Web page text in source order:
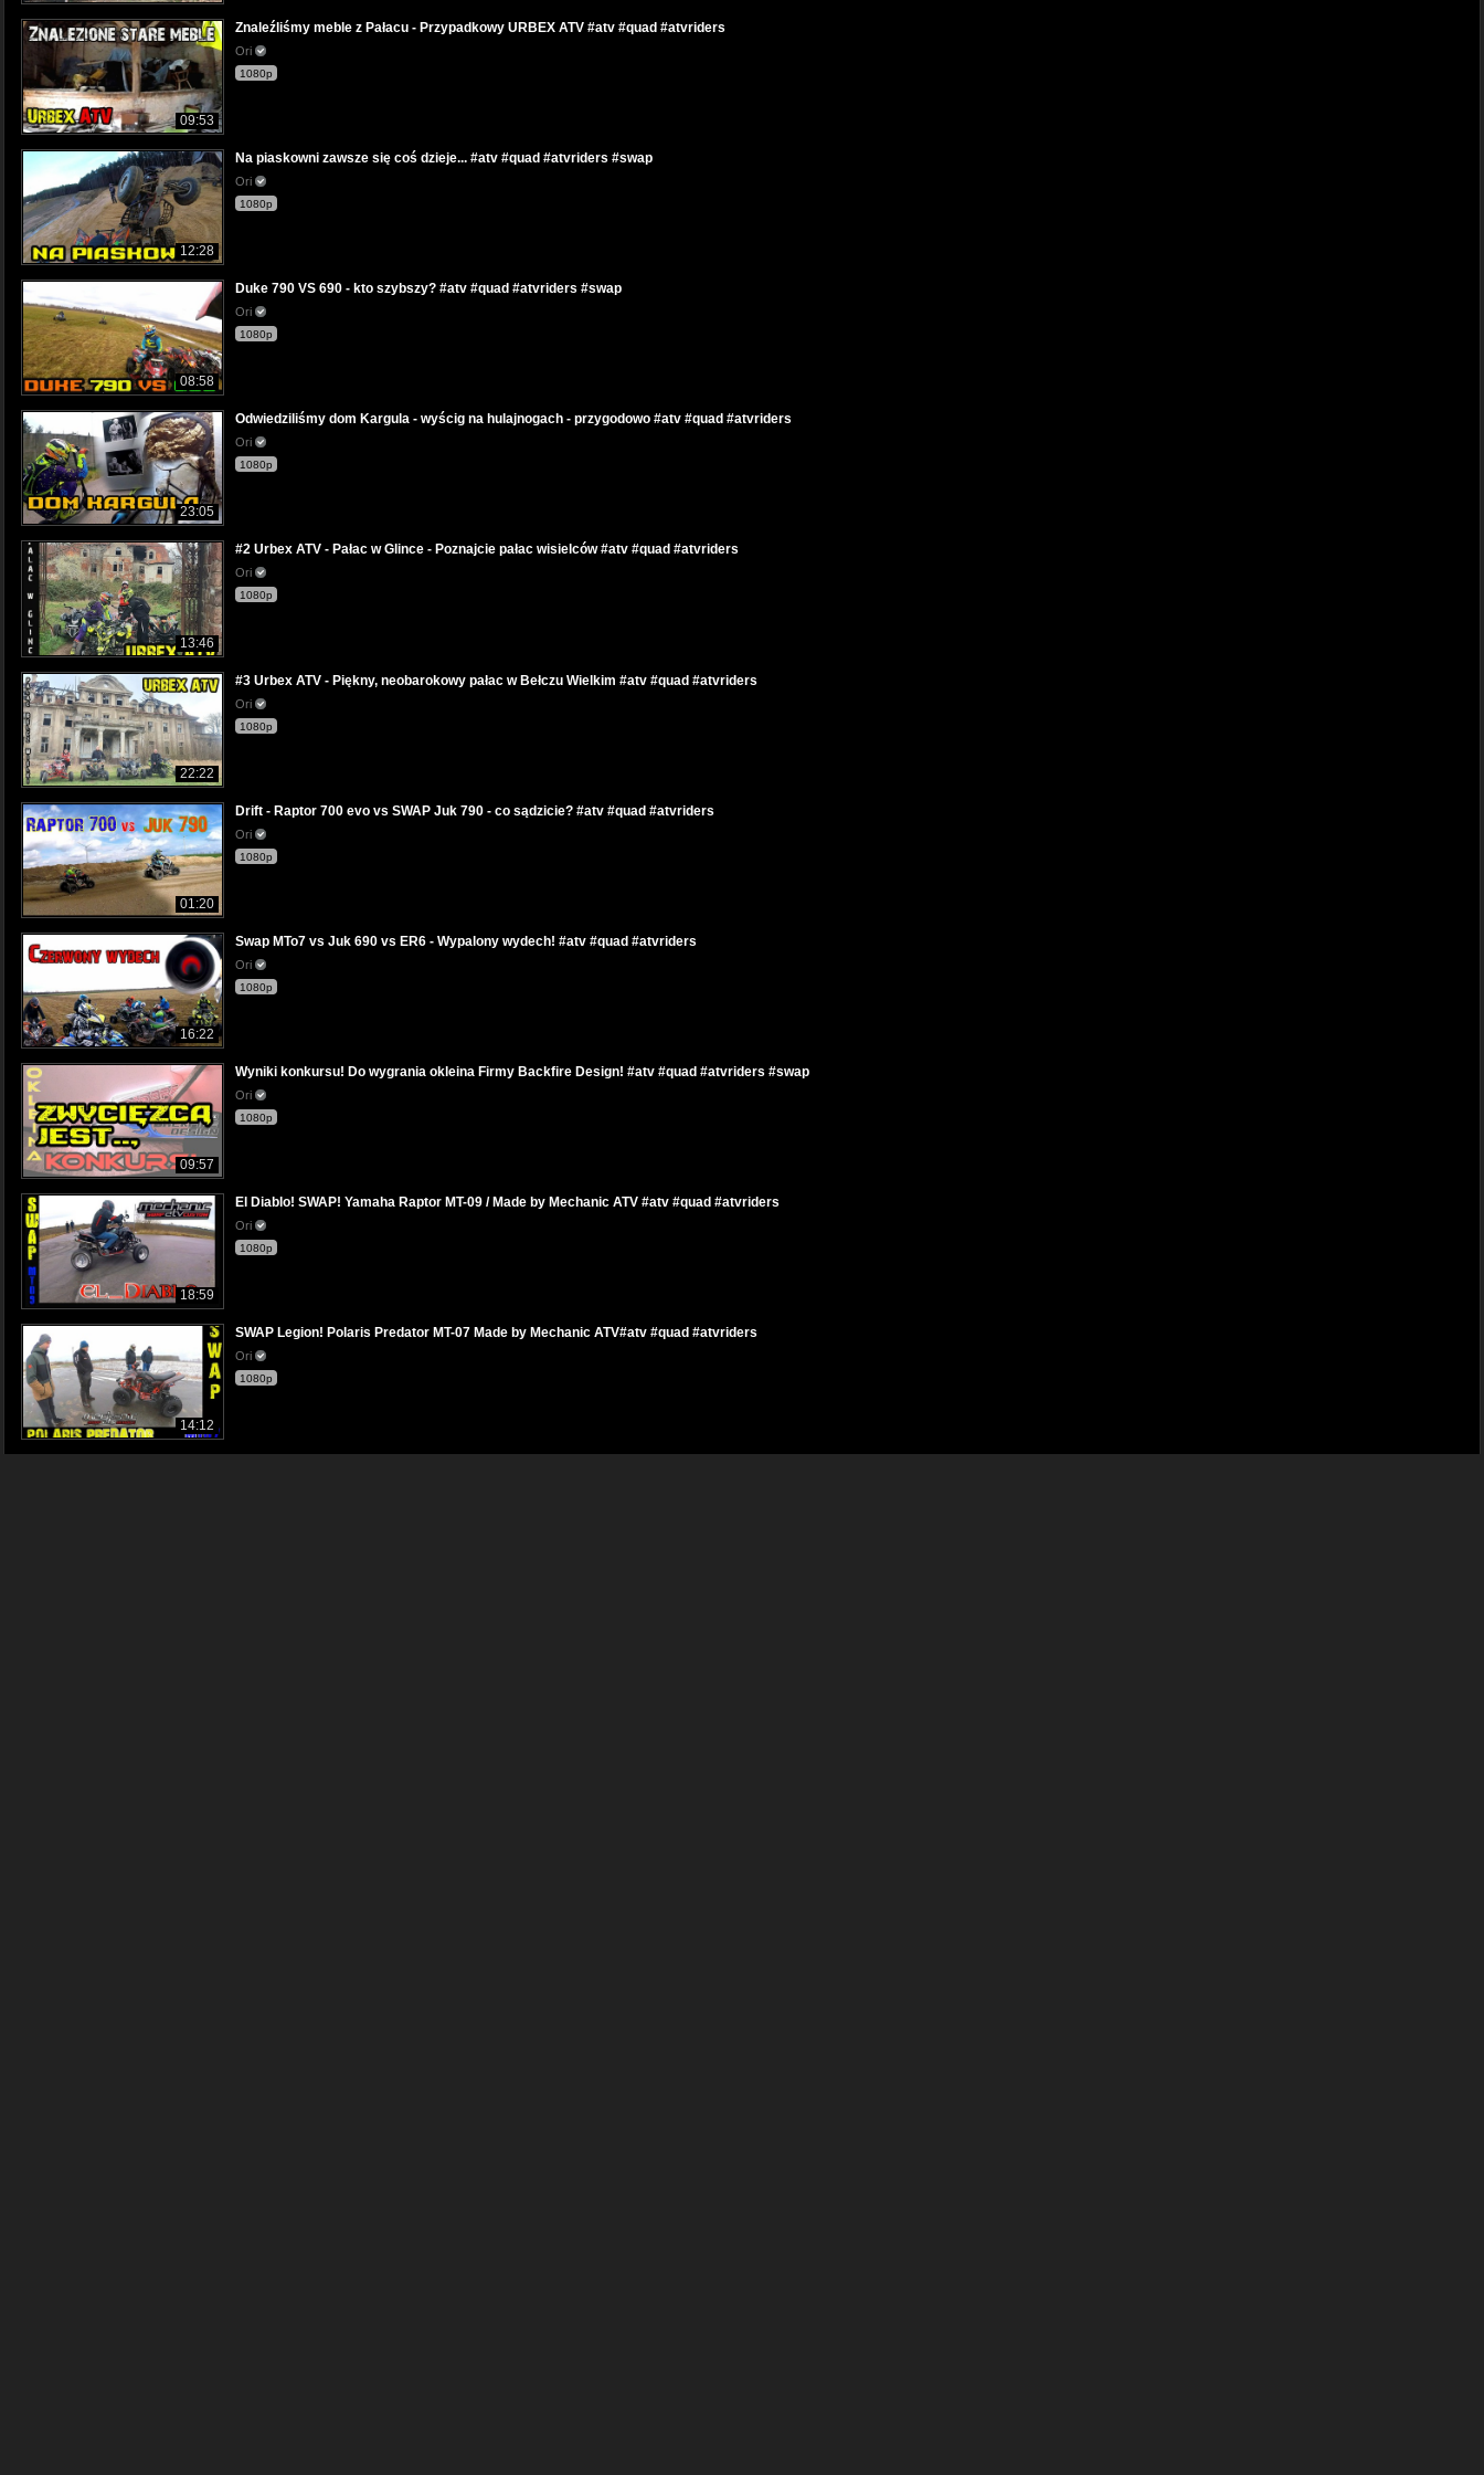
09:53
Znaleźliśmy meble z Pałacu - Przypadkowy URBEX ATV #atv #quad #atvriders
Ori
1080p
12:28
Na piaskowni zawsze się coś dzieje... #atv #quad #atvriders #swap
Ori
1080p
08:58
Duke 790 VS 690 - kto szybszy? #atv #quad #atvriders #swap
Ori
1080p
23:05
Odwiedziliśmy dom Kargula - wyścig na hulajnogach - przygodowo #atv #quad #atvriders
Ori
1080p
13:46
#2 Urbex ATV - Pałac w Glince - Poznajcie pałac wisielców #atv #quad #atvriders
Ori
1080p
22:22
#3 Urbex ATV - Piękny, neobarokowy pałac w Bełczu Wielkim #atv #quad #atvriders
Ori
1080p
01:20
Drift - Raptor 700 evo vs SWAP Juk 790 - co sądzicie? #atv #quad #atvriders
Ori
1080p
16:22
Swap MTo7 vs Juk 690 vs ER6 - Wypalony wydech! #atv #quad #atvriders
Ori
1080p
09:57
Wyniki konkursu! Do wygrania okleina Firmy Backfire Design! #atv #quad #atvriders #swap
Ori
1080p
18:59
El Diablo! SWAP! Yamaha Raptor MT-09 / Made by Mechanic ATV #atv #quad #atvriders
Ori
1080p
14:12
SWAP Legion! Polaris Predator MT-07 Made by Mechanic ATV#atv #quad #atvriders
Ori
1080p